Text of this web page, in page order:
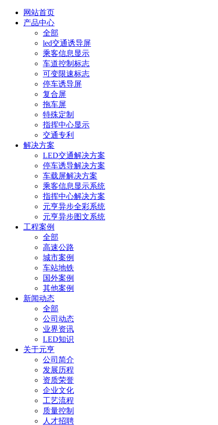
网站首页
产品中心
全部
led交通诱导屏
乘客信息显示
车道控制标志
可变限速标志
停车诱导屏
复合屏
拖车屏
特殊定制
指挥中心显示
交通专利
解决方案
LED交通解决方案
停车诱导解决方案
车载屏解决方案
乘客信息显示系统
指挥中心解决方案
元亨异步全彩系统
元亨异步图文系统
工程案例
全部
高速公路
城市案例
车站地铁
国外案例
其他案例
新闻动态
全部
公司动态
业界资讯
LED知识
关于元亨
公司简介
发展历程
资质荣誉
企业文化
工艺流程
质量控制
人才招聘